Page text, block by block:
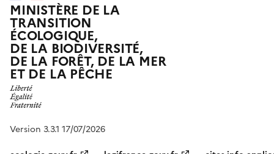
MINISTÈRE DE LA
TRANSITION
ÉCOLOGIQUE,
DE LA BIODIVERSITÉ,
DE LA FORÊT, DE LA MER
ET DE LA PÊCHE
Version 3.3.1 17/07/2026